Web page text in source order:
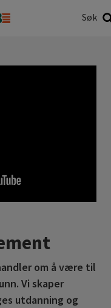
Søk
om å være til
Vi skaper
utdanning og